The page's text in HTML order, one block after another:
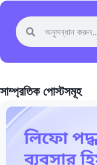
সাম্প্রতিক পোস্টসমূহ